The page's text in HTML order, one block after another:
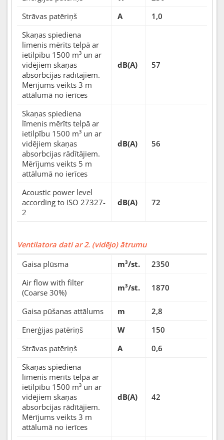
Strāvas patēriņš
A
1,0
Skaņas spiediena
līmenis mērīts telpā ar
ietilpību 1500 m³ un ar
vidējiem skaņas
absorbcijas rādītājiem.
Mērījums veikts 3 m
attālumā no ierīces
dB(A) 57
Skaņas spiediena
līmenis mērīts telpā ar
ietilpību 1500 m³ un ar
vidējiem skaņas
absorbcijas rādītājiem.
Mērījums veikts 5 m
attālumā no ierīces
dB(A) 56
Acoustic power level
according to ISO 27327-
2
dB(A) 72
Ventilatora dati ar 2. (vidējo) ātrumu
Gaisa plūsma
m³/st.
2350
Air flow with filter
(Coarse 30%)
m³/st. 1870
Gaisa pūšanas attālums m
2,8
Enerģijas patēriņš
W
150
Strāvas patēriņš
A
0,6
Skaņas spiediena
līmenis mērīts telpā ar
ietilpību 1500 m³ un ar
vidējiem skaņas
absorbcijas rādītājiem.
Mērījums veikts 3 m
attālumā no ierīces
dB(A) 42